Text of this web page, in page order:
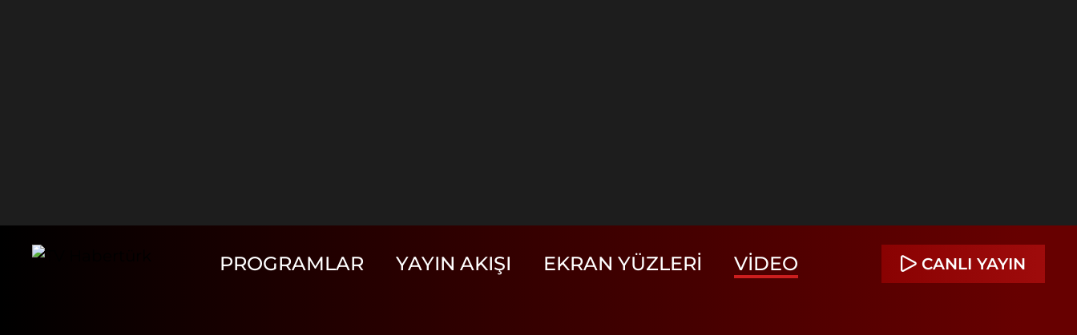
PROGRAMLAR YAYIN AKIŞI EKRAN YÜZLERI VIDEO CANLI YAYIN